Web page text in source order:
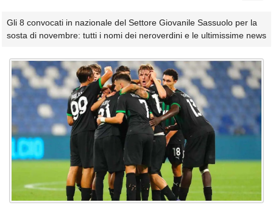
Gli 8 convocati in nazionale del Settore Giovanile Sassuolo per la
sosta di novembre: tutti i nomi dei neroverdini e le ultimissime news